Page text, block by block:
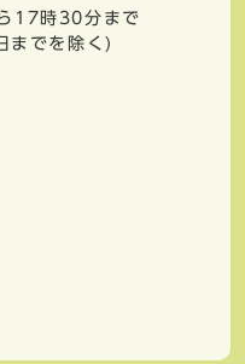
17時30分まで
までを除く)